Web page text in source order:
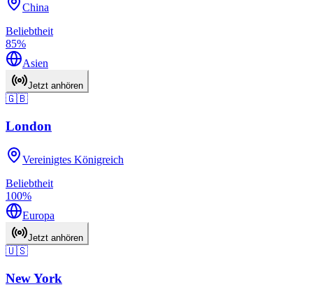
China
Beliebtheit
85%
Asien
Jetzt anhören
🇬🇧
London
Vereinigtes Königreich
Beliebtheit
100%
Europa
Jetzt anhören
🇺🇸
New York